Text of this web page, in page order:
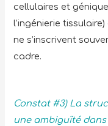
cellulaires et
l’ingénierie
ne s’inscrivent
cadre.
Constat #3) La
une ambiguïté